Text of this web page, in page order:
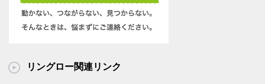
リングロー関連リンク